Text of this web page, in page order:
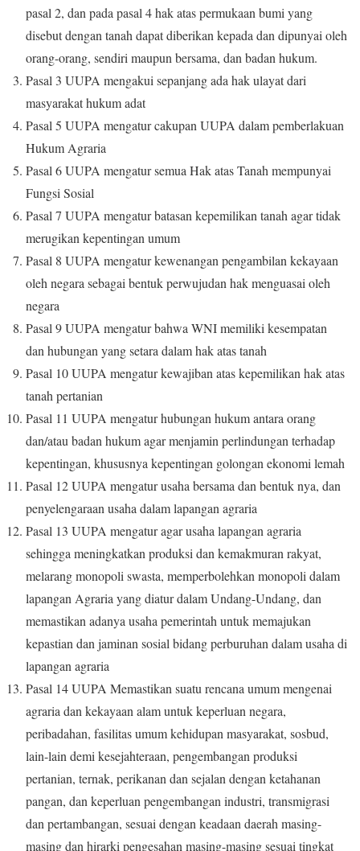
pasal 2, dan pada pasal 4 hak atas permukaan bumi yang
disebut dengan tanah dapat diberikan kepada dan dipunyai oleh
orang-orang, sendiri maupun bersama, dan badan hukum.
Pasal 3 UUPA mengakui sepanjang ada hak ulayat dari
masyarakat hukum adat
Pasal 5 UUPA mengatur cakupan UUPA dalam pemberlakuan
Hukum Agraria
Pasal 6 UUPA mengatur semua Hak atas Tanah mempunyai
Fungsi Sosial
Pasal 7 UUPA mengatur batasan kepemilikan tanah agar tidak
merugikan kepentingan umum
Pasal 8 UUPA mengatur kewenangan pengambilan kekayaan
oleh negara sebagai bentuk perwujudan hak menguasai oleh
negara
Pasal 9 UUPA mengatur bahwa WNI memiliki kesempatan
dan hubungan yang setara dalam hak atas tanah
Pasal 10 UUPA mengatur kewajiban atas kepemilikan hak atas
tanah pertanian
Pasal 11 UUPA mengatur hubungan hukum antara orang
dan/atau badan hukum agar menjamin perlindungan terhadap
kepentingan, khususnya kepentingan golongan ekonomi lemah
Pasal 12 UUPA mengatur usaha bersama dan bentuk nya, dan
penyelengaraan usaha dalam lapangan agraria
Pasal 13 UUPA mengatur agar usaha lapangan agraria
sehingga meningkatkan produksi dan kemakmuran rakyat,
melarang monopoli swasta, memperbolehkan monopoli dalam
lapangan Agraria yang diatur dalam Undang-Undang, dan
memastikan adanya usaha pemerintah untuk memajukan
kepastian dan jaminan sosial bidang perburuhan dalam usaha di
lapangan agraria
Pasal 14 UUPA Memastikan suatu rencana umum mengenai
agraria dan kekayaan alam untuk keperluan negara,
peribadahan, fasilitas umum kehidupan masyarakat, sosbud,
lain-lain demi kesejahteraan, pengembangan produksi
pertanian, ternak, perikanan dan sejalan dengan ketahanan
pangan, dan keperluan pengembangan industri, transmigrasi
dan pertambangan, sesuai dengan keadaan daerah masing-
masing dan hirarki pengesahan masing-masing sesuai tingkat